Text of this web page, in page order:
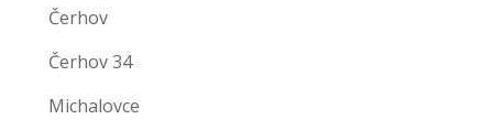
Čerhov
Čerhov 34
Michalovce